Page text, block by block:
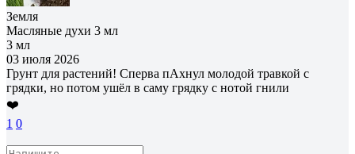
Земля
Масляные духи 3 мл
3 мл
03 июля 2026
Грунт для растений! Сперва пАхнул молодой травкой с
грядки, но потом ушёл в саму грядку с нотой гнили
❤️
1 0